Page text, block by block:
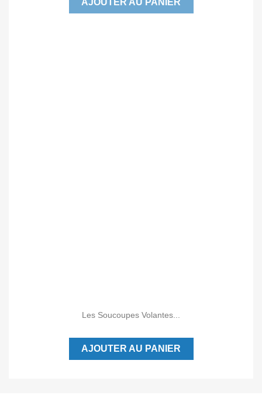
AJOUTER AU PANIER
Les Soucoupes Volantes...
AJOUTER AU PANIER